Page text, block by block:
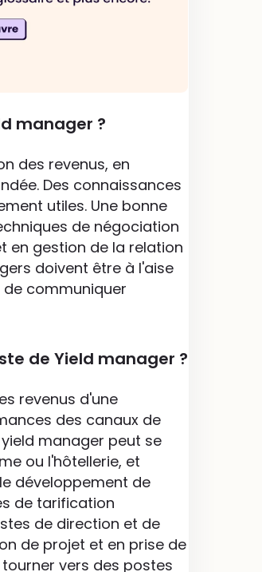
manager ?
des revenus, en
Des connaissances
utiles. Une bonne
de négociation
en gestion de la relation
doivent être à l'aise
communiquer
de Yield manager ?
revenus d'une
des canaux de
manager peut se
ou l'hôtellerie, et
développement de
de tarification
de direction et de
de projet et en prise de
vers des postes